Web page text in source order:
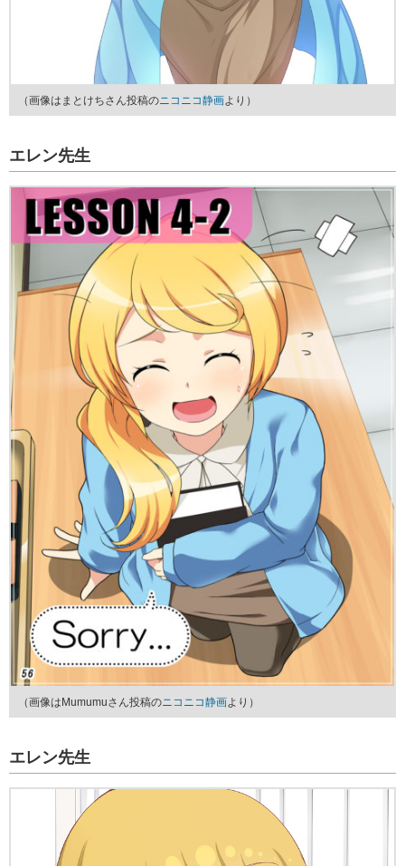
（画像はまとけちさん投稿のニコニコ静画より）
エレン先生
（画像はMumumuさん投稿のニコニコ静画より）
エレン先生